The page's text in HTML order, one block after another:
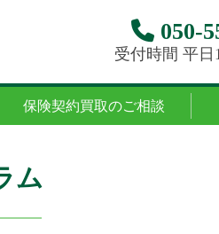
050-
受付時間 平日
保険契約買取のご相談
ム